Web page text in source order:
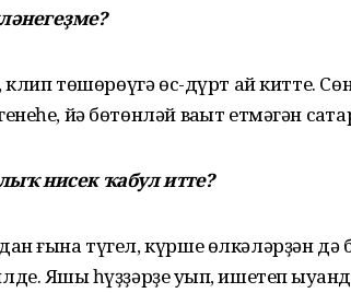
клип төшөрөүгә өс-дүрт ай китте.
йә бөтөнләй ваҡыт етмәгән
нисек ҡабул итте?
ғына түгел, күрше өлкәләрҙән дә
Яҡшы һүҙҙәрҙе уҡып, ишетеп